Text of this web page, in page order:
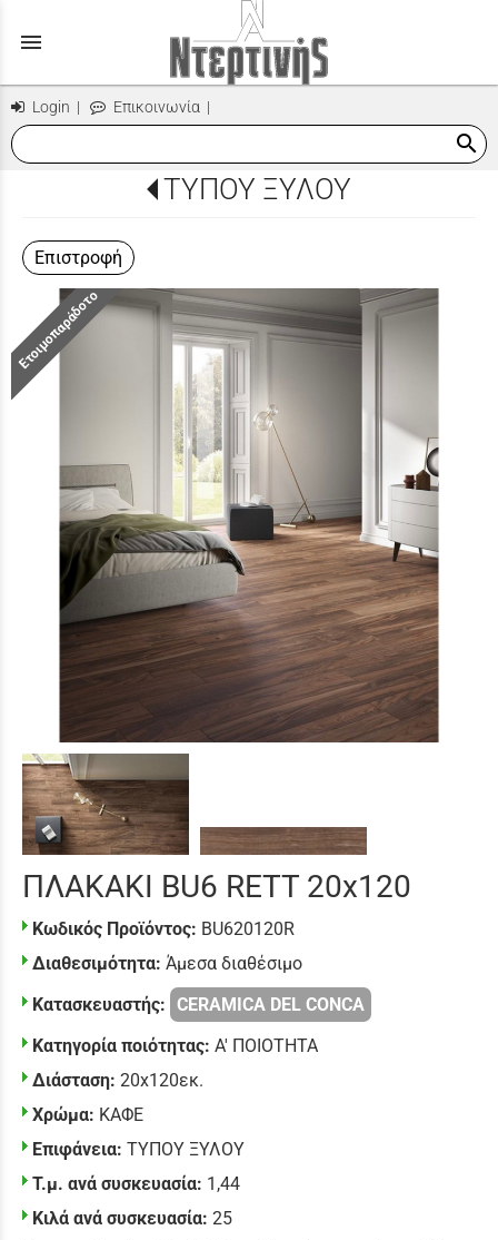
menu
Login | Επικοινωνία |
search
ΤΥΠΟΥ ΞΥΛΟΥ
Επιστροφή
Ετοιμοπαράδοτο
ΠΛΑΚΑΚΙ BU6 RETT 20x120
Κωδικός Προϊόντος: BU620120R
Διαθεσιμότητα: Άμεσα διαθέσιμο
Κατασκευαστής: CERAMICA DEL CONCA
Κατηγορία ποιότητας: Α' ΠΟΙΟΤΗΤΑ
Διάσταση: 20x120εκ.
Χρώμα: ΚΑΦΕ
Επιφάνεια: ΤΥΠΟΥ ΞΥΛΟΥ
Τ.μ. ανά συσκευασία: 1,44
Κιλά ανά συσκευασία: 25